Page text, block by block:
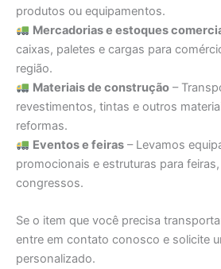
produtos ou equipamentos.
Mercadorias e estoques
caixas, paletes e cargas para
região.
Materiais de construção–
revestimentos, tintas e outros
reformas.
Eventos e feiras– Levamos
promocionais e estruturas para
congressos.
Se o item que você precisa
entre em contato conosco e solicite
personalizado.